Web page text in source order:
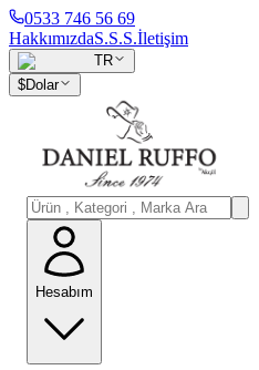
0533 746 56 69
HakkımızdaS.S.S.İletişim
TR
$Dolar
Hesabım